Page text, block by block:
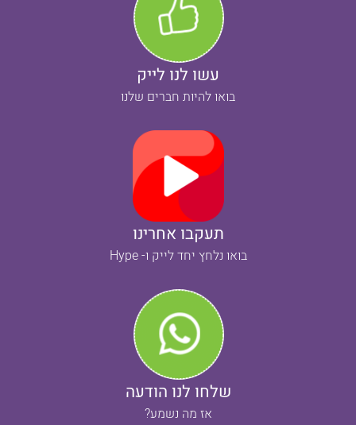
עשו לנו לייק
בואו להיות חברים שלנו
תעקבו אחרינו
בואו נלחץ יחד לייק ו- Hype
שלחו לנו הודעה
אז מה נשמע?